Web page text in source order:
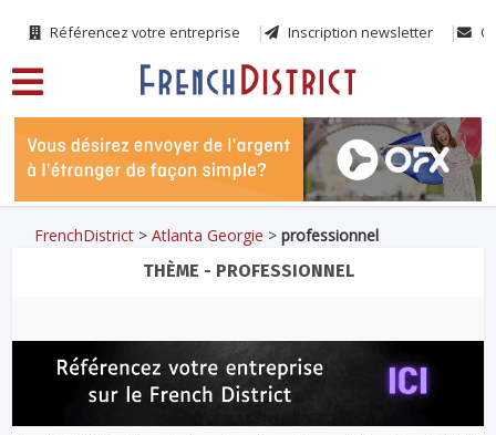
Référencez votre entreprise Inscription newsletter
FrenchDistrict >Atlanta Georgie >professionnel
THÈME - PROFESSIONNEL